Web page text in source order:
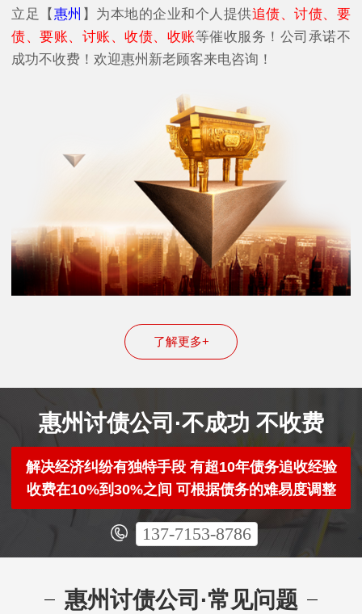
立足【 惠州 】为本地的企业和个人提供追债、讨债、要
债、要账、讨账、收债、收账等催收服务！公司承诺不
成功不收费！欢迎惠州新老顾客来电咨询！
了解更多+
惠州讨债公司·不成功 不收费
解决经济纠纷有独特手段 有超10年债务追收经验
收费在10%到30%之间 可根据债务的难易度调整
137-7153-8786
惠州讨债公司·常见问题